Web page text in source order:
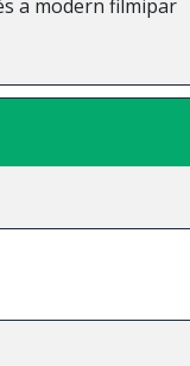
a modern filmipar